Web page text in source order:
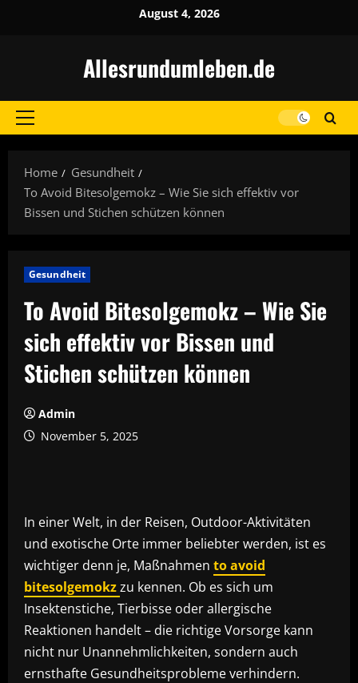
August 4, 2026
Allesrundumleben.de
Primary
Home
Gesundheit
To Avoid Bitesolgemokz – Wie Sie sich effektiv vor
Bissen und Stichen schützen können
Gesundheit
To Avoid Bitesolgemokz – Wie Sie
sich effektiv vor Bissen und
Stichen schützen können
Admin
November 5, 2025
In einer Welt, in der Reisen, Outdoor-Aktivitäten
und exotische Orte immer beliebter werden, ist es
wichtiger denn je, Maßnahmen to avoid
bitesolgemokzzu kennen. Ob es sich um
Insektenstiche, Tierbisse oder allergische
Reaktionen handelt – die richtige Vorsorge kann
nicht nur Unannehmlichkeiten, sondern auch
ernsthafte Gesundheitsprobleme verhindern.